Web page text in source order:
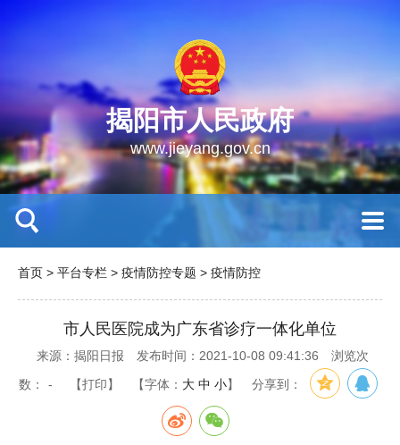
揭阳市人民政府
www.jieyang.gov.cn
首页 > 平台专栏 > 疫情防控专题 > 疫情防控
市人民医院成为广东省诊疗一体化单位
来源：揭阳日报 发布时间：2021-10-08 09:41:36 浏览次
数： - 【打印】 【字体： 大 中 小】 分享到：